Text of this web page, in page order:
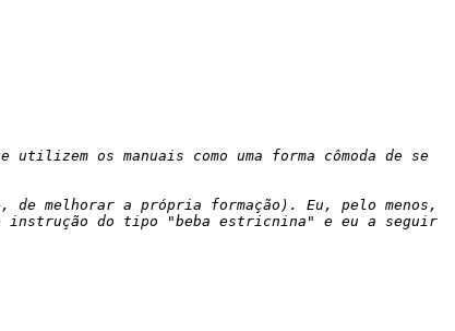
os manuais como uma forma cômoda de se
de melhorar a própria formação). Eu, pelo menos,
instrução do tipo "beba estricnina" e eu a seguir